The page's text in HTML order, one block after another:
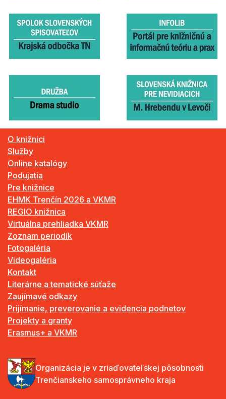
O knižnici
Služby
Online katalógy
Podujatia
Pre knižnice
EHMK Trenčín 2026 a VKMR
REGIO knižnica
Virtuálna prehliadka VKMR
Zoznam periodík
Fotogaléria
Videogaléria
Kontakt
Literárne a tematické súťaže
Zaujímavé odkazy
Prijímanie, preverovanie a evidencia podnetov
Projekty a granty
Erasmus+ a VKMR
Organizácia je v zriaďovateľskej pôsobnosti
Trenčianskeho samosprávneho kraja